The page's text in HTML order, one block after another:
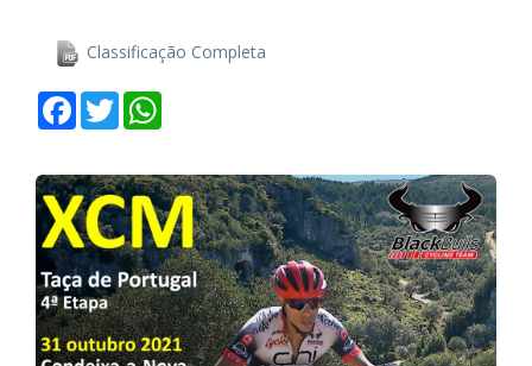
Classificação Completa
Facebook
Twitter